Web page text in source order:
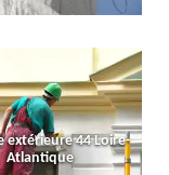
extérieure 44 Loire-
Atlantique